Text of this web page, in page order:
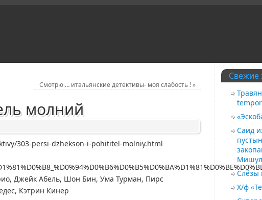
Смотрю … итальянские детективы- моя слабость !»
молний
303-persi-dzhekson-i-pohititel-molniy.html
Джейк Абель, Шон Бин, Ума Турман, Пирс
Кэтрин Кинер
Свежие
Саид
Слёзы
Х/ф